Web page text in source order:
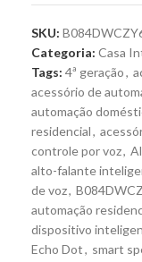
SKU:
Categoria: Casa
Tags: 4ª geração,
acessório de
automação
residencial,
controle por voz,
alto-falante
de voz,
automação
dispositivo
Echo Dot, smart